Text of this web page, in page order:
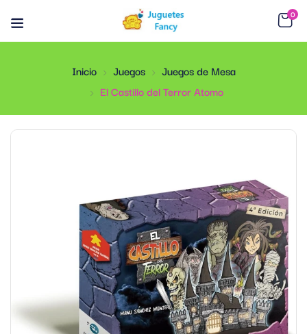
0
Inicio Juegos
Juegos de Mesa
El Castillo del Terror Atomo